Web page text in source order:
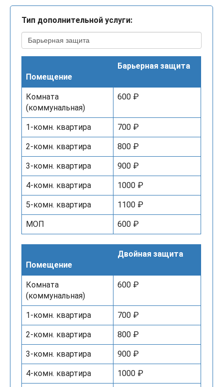
Тип дополнительной услуги:
Помещение
Барьерная защита
Комната
(коммунальная)
600 ₽
1-комн. квартира 700 ₽
2-комн. квартира 800 ₽
3-комн. квартира 900 ₽
4-комн. квартира 1000 ₽
5-комн. квартира 1100 ₽
МОП 600 ₽
Помещение
Двойная защита
Комната
(коммунальная)
600 ₽
1-комн. квартира 700 ₽
2-комн. квартира 800 ₽
3-комн. квартира 900 ₽
4-комн. квартира 1000 ₽